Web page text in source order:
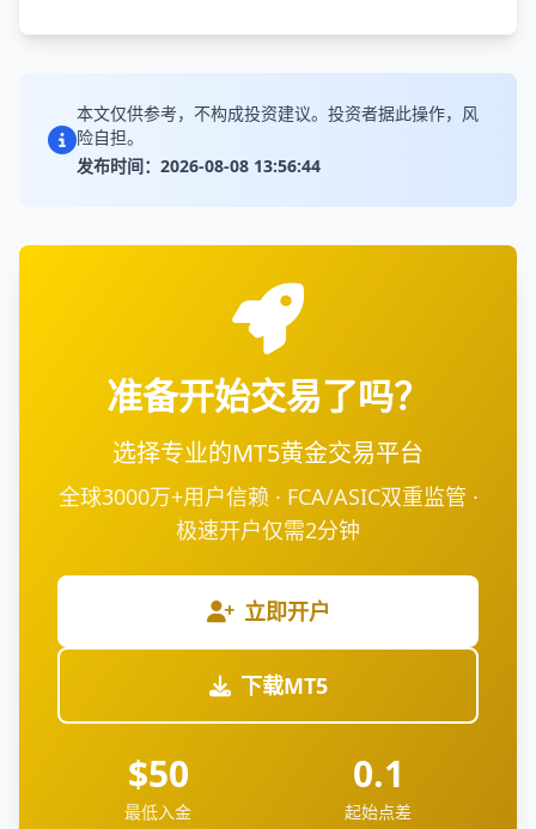
本文仅供参考，不构成投资建议。投资者据此操作，风
险自担。
发布时间：2026-08-08 13:56:44
准备开始交易了吗？
选择专业的MT5黄金交易平台
全球3000万+用户信赖 · FCA/ASIC双重监管 ·
极速开户仅需2分钟
立即开户
下载MT5
$50
最低入金
0.1
起始点差